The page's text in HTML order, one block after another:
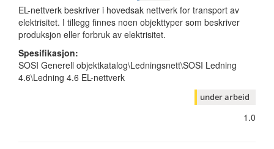
EL-nettverk beskriver i hovedsak nettverk for transport av
elektrisitet. I tillegg finnes noen objekttyper som beskriver
produksjon eller forbruk av elektrisitet.
Spesifikasjon:
SOSI Generell objektkatalog\Ledningsnett\SOSI Ledning
4.6\Ledning 4.6 EL-nettverk
under arbeid
1.0